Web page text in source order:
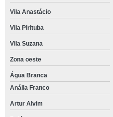
Vila Anastácio
Vila Pirituba
Vila Suzana
Zona oeste
Água Branca
Anália Franco
Artur Alvim